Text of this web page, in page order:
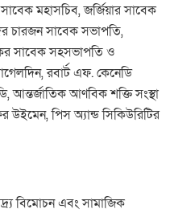
মহাসচিব, জর্জিয়ার সাবেক
চারজন সাবেক সভাপতি,
সাবেক সহসভাপতি ও
রবার্ট এফ. কেনেডি
আন্তর্জাতিক আণবিক শক্তি সংস্থা
পিস অ্যান্ড সিকিউরিটির
বিমোচন এবং সামাজিক